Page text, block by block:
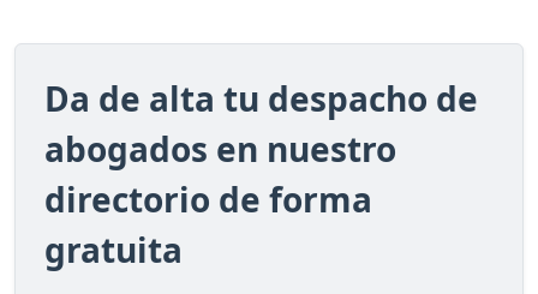
Da de alta tu despacho de
abogados en nuestro
directorio de forma
gratuita